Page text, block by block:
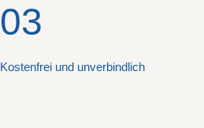
03
Kostenfrei und unverbindlich